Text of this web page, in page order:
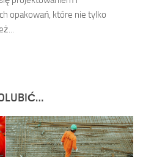
opakowań, które nie tylko